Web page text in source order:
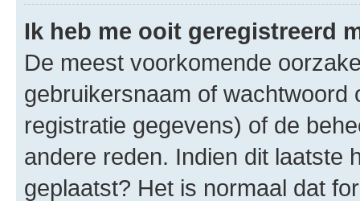
Ik heb me ooit geregistreerd
De meest voorkomende
gebruikersnaam of wachtwoord
registratie gegevens) of de
andere reden. Indien dit laatste
geplaatst? Het is normaal dat